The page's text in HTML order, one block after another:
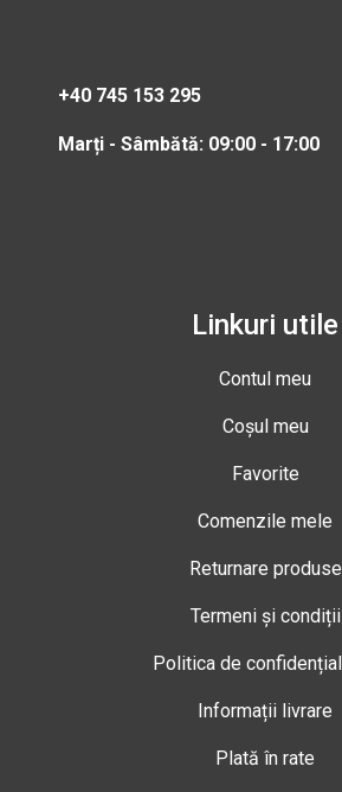
+40 745 153 295
Marți - Sâmbătă: 09:00 - 17:00
Linkuri utile
Contul meu
Coșul meu
Favorite
Comenzile mele
Returnare produse
Termeni și condiții
Politica de
Informații livrare
Plată în rate